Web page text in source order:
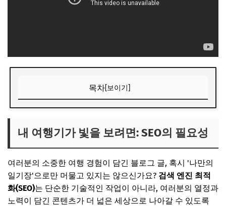
목차[보이기]
📌 지금 뜨는 꿀정보! 놓치지 마세요
추가할인 코드 WRVE6
방문자 폭증의 시작! 핵심 SEO 체크리스트
1. 콘텐츠 기획 단계
2. 글쓰기 및 발행 단계
내 여행기가 빛을 보려면: SEO의 필요성
여러분의 소중한 여행 경험이 담긴 블로그 글, 혹시 '나만의
일기장'으로만 머물고 있지는 않으신가요? 검색 엔진 최적
화(SEO)는 단순한 기술적인 작업이 아니라, 여러분의 열정과
노력이 담긴 콘텐츠가 더 넓은 세상으로 나아갈 수 있도록